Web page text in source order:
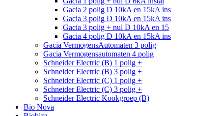
Gacia 2 polig D 10kA en 15kA ins
Gacia 3 polig D 10kA en 15kA ins
Gacia 3 polig + nul D 10kA en 15
Gacia 4 polig D 10kA en 15kA ins
Gacia VermogensAutomaten 3 polig
Gacia Vermogensautomaten 4 polig
Schneider Electric (B) 1 polig +
Schneider Electric (B) 3 polig +
Schneider Electric (C) 1 polig +
Schneider Electric (C) 3 polig +
Schneider Electric Kookgroep (B)
Bio Nova